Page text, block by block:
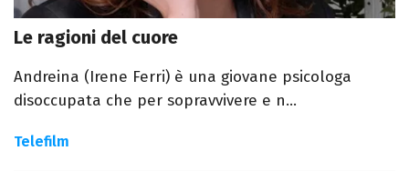
Le ragioni del cuore
Andreina (Irene Ferri) è una giovane psicologa
disoccupata che per sopravvivere e n...
Telefilm